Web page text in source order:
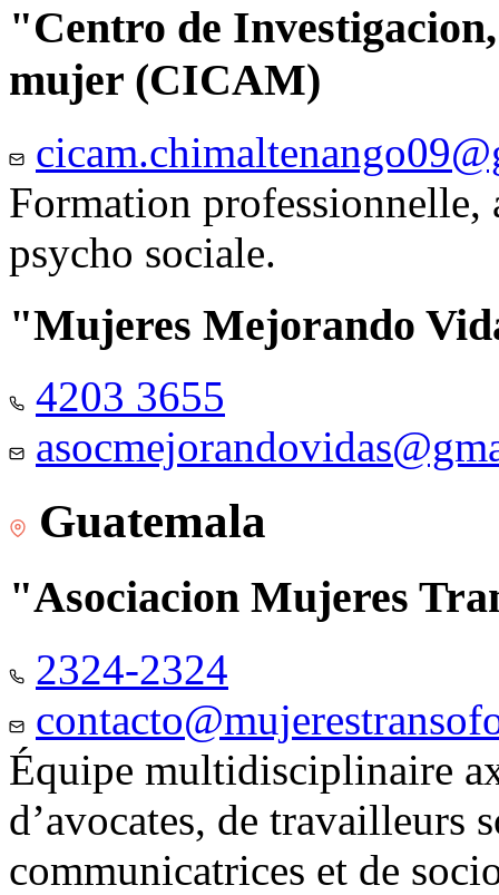
"Centro de
mujer (CICAM)
Formation professionnelle,
psycho sociale.
"Mujeres Mejorando
4203 3655
Guatemala
"Asociacion Mujeres
2324-2324
Équipe multidisciplinaire
d’avocates, de travailleurs
communicatrices et de